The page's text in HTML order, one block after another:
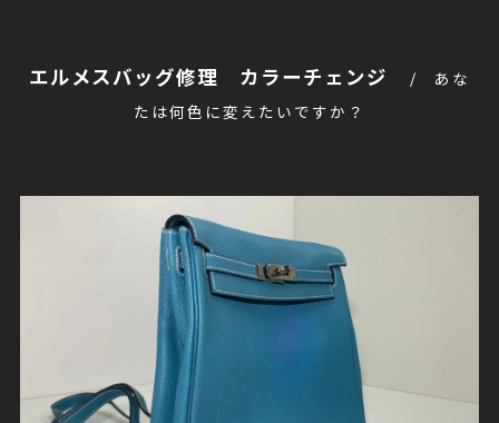
エルメスバッグ修理 カラーチェンジ
あな
たは何色に変えたいですか？